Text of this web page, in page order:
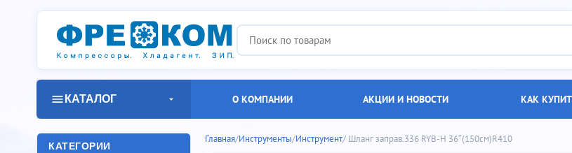
КАТАЛОГ О КОМПАНИИ АКЦИИ И НОВОСТИ КАК
КАТЕГОРИИ
Главная/Инструменты/Инструмент/ Шланг заправ.336 RYB-H 36″(150см)R410